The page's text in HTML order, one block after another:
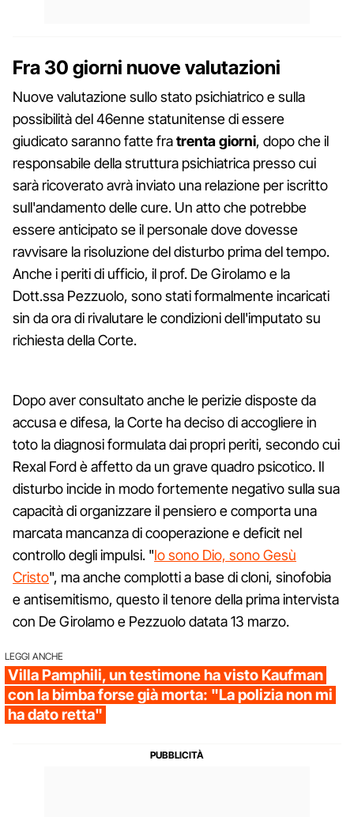
Fra 30 giorni nuove valutazioni
Nuove valutazione sullo stato psichiatrico e sulla
possibilità del 46enne statunitense di essere
giudicato saranno fatte fratrenta giorni, dopo che il
responsabile della struttura psichiatrica presso cui
sarà ricoverato avrà inviato una relazione per iscritto
sull'andamento delle cure. Un atto che potrebbe
essere anticipato se il personale dove dovesse
ravvisare la risoluzione del disturbo prima del tempo.
Anche i periti di ufficio, il prof. De Girolamo e la
Dott.ssa Pezzuolo, sono stati formalmente incaricati
sin da ora di rivalutare le condizioni dell'imputato su
richiesta della Corte.
Dopo aver consultato anche le perizie disposte da
accusa e difesa, la Corte ha deciso di accogliere in
toto la diagnosi formulata dai propri periti, secondo cui
Rexal Ford è affetto da un grave quadro psicotico. Il
disturbo incide in modo fortemente negativo sulla sua
capacità di organizzare il pensiero e comporta una
marcata mancanza di cooperazione e deficit nel
controllo degli impulsi. "Io sono Dio, sono Gesù
Cristo", ma anche complotti a base di cloni, sinofobia
e antisemitismo, questo il tenore della prima intervista
con De Girolamo e Pezzuolo datata 13 marzo.
LEGGI ANCHE
Villa Pamphili, un testimone ha visto Kaufman
con la bimba forse già morta: "La polizia non mi
ha dato retta"